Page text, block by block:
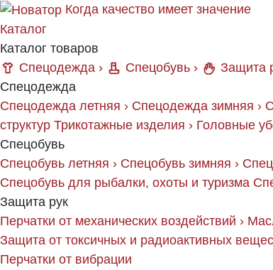
Когда качество имеет значение
Каталог
Каталог товаров
Спецодежда › Спецобувь › Защита
Спецодежда
Спецодежда летняя › Спецодежда зимняя ›
структур Трикотажные изделия › Головные
Спецобувь
Спецобувь летняя › Спецобувь зимняя ›
Спецобувь для рыбалки, охоты и туризма
Защита рук
Перчатки от механических воздействий ›
Защита от токсичных и радиоактивных
Перчатки от вибрации